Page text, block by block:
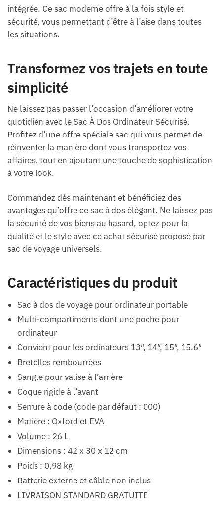
intégrée. Ce sac moderne offre à la fois style et
sécurité, vous permettant d’être à l’aise dans toutes
les situations.
Transformez vos trajets en toute
simplicité
Ne laissez pas passer l’occasion d’améliorer votre
quotidien avec le Sac À Dos Ordinateur Sécurisé.
Profitez d’une offre spéciale sac qui vous permet de
réinventer la manière dont vous transportez vos
affaires, tout en ajoutant une touche de sophistication
à votre look.
Commandez dès maintenant et bénéficiez des
avantages qu’offre ce sac à dos élégant. Ne laissez pas
la sécurité de vos biens au hasard, optez pour la
qualité et le style avec ce achat sécurisé proposé par
sac de voyage universels.
Caractéristiques du produit
Sac à dos de voyage pour ordinateur portable
Multi-compartiments dont une poche pour
ordinateur
Convient pour les ordinateurs 13″, 14″, 15″, 15.6″
Bretelles rembourrées
Sangle pour valise à l’arrière
Coque rigide à l’avant
Serrure à code (code par défaut : 000)
Matière : Oxford et EVA
Volume : 26 L
Dimensions : 42 x 30 x 12 cm
Poids : 0,98 kg
Batterie externe et câble non inclus
LIVRAISON STANDARD GRATUITE